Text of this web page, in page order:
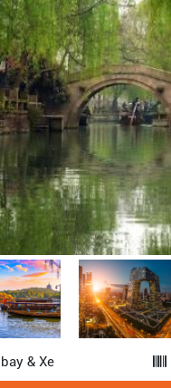
& Xe